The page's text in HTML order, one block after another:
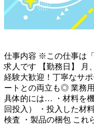
仕事内容 ※この仕事は
求人です 【勤務日】 月
経験大歓迎！丁寧なサ
ートとの両立も◎ 業務
具体的には… ・材料を
回投入） ・投入した材
検査 ・製品の梱包 これ